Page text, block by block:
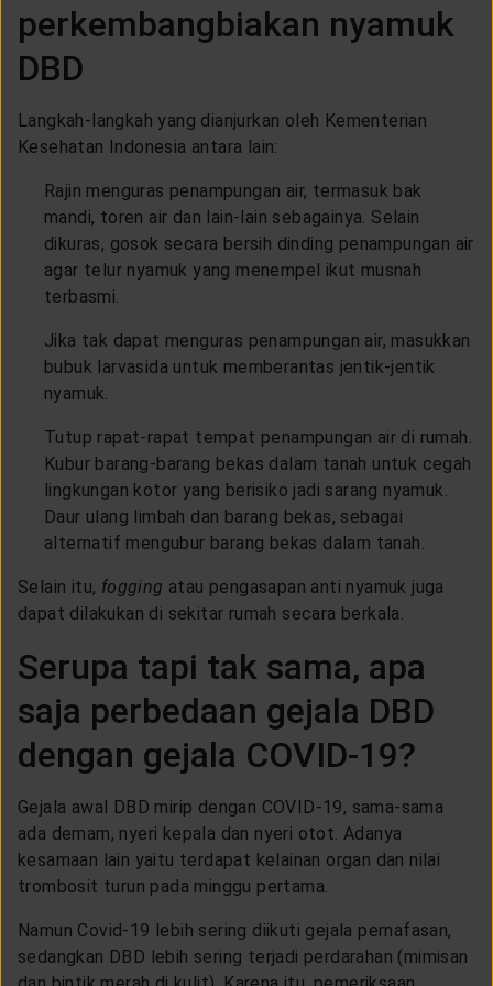
perkembangbiakan nyamuk
DBD
Langkah-langkah yang dianjurkan oleh Kementerian
Kesehatan Indonesia antara lain:
Rajin menguras penampungan air, termasuk bak
mandi, toren air dan lain-lain sebagainya. Selain
dikuras, gosok secara bersih dinding penampungan air
agar telur nyamuk yang menempel ikut musnah
terbasmi.
Jika tak dapat menguras penampungan air, masukkan
bubuk larvasida untuk memberantas jentik-jentik
nyamuk.
Tutup rapat-rapat tempat penampungan air di rumah.
Kubur barang-barang bekas dalam tanah untuk cegah
lingkungan kotor yang berisiko jadi sarang nyamuk.
Daur ulang limbah dan barang bekas, sebagai
alternatif mengubur barang bekas dalam tanah.
Selain itu, fogging atau pengasapan anti nyamuk juga
dapat dilakukan di sekitar rumah secara berkala.
Serupa tapi tak sama, apa
saja perbedaan gejala DBD
dengan gejala COVID-19?
Gejala awal DBD mirip dengan COVID-19, sama-sama
ada demam, nyeri kepala dan nyeri otot. Adanya
kesamaan lain yaitu terdapat kelainan organ dan nilai
trombosit turun pada minggu pertama.
Namun Covid-19 lebih sering diikuti gejala pernafasan,
sedangkan DBD lebih sering terjadi perdarahan (mimisan